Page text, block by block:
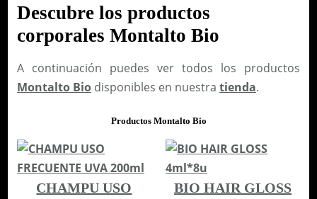
V
R
E
N
T
Descubre los productos
corporales Montalto Bio
A continuación puedes ver todos los productos
Montalto Biodisponibles en nuestra tienda.
Productos Montalto Bio
CHAMPU USO
BIO HAIR GLOSS